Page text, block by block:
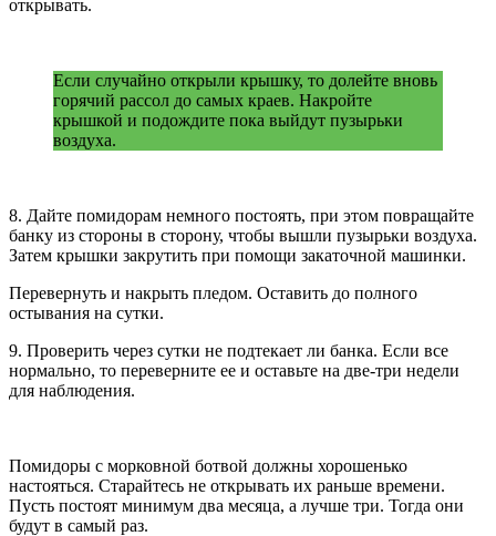
открывать.
Если случайно открыли крышку, то долейте вновь
горячий рассол до самых краев. Накройте
крышкой и подождите пока выйдут пузырьки
воздуха.
8. Дайте помидорам немного постоять, при этом повращайте
банку из стороны в сторону, чтобы вышли пузырьки воздуха.
Затем крышки закрутить при помощи закаточной машинки.
Перевернуть и накрыть пледом. Оставить до полного
остывания на сутки.
9. Проверить через сутки не подтекает ли банка. Если все
нормально, то переверните ее и оставьте на две-три недели
для наблюдения.
Помидоры с морковной ботвой должны хорошенько
настояться. Старайтесь не открывать их раньше времени.
Пусть постоят минимум два месяца, а лучше три. Тогда они
будут в самый раз.